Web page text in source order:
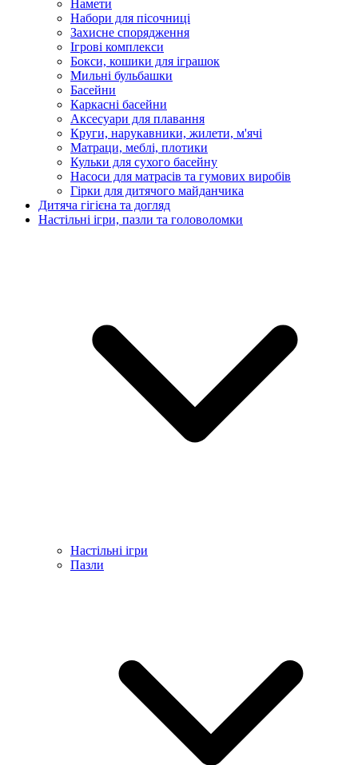
Намети
Набори для пісочниці
Захисне спорядження
Ігрові комплекси
Бокси, кошики для іграшок
Мильні бульбашки
Басейни
Каркасні басейни
Аксесуари для плавання
Круги, нарукавники, жилети, м'ячі
Матраци, меблі, плотики
Кульки для сухого басейну
Насоси для матрасів та гумових виробів
Гірки для дитячого майданчика
Дитяча гігієна та догляд
Настільні ігри, пазли та головоломки
Настільні ігри
Пазли